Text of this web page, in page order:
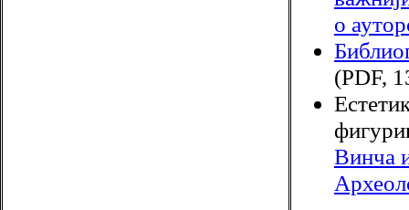
о
(PDF,
Винча